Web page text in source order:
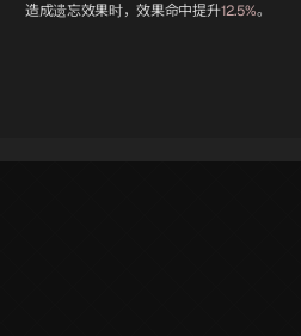
造成遗忘效果时，效果命中提升12.5%。